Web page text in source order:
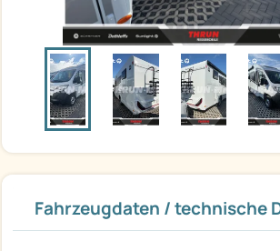
Fahrzeugdaten / technische